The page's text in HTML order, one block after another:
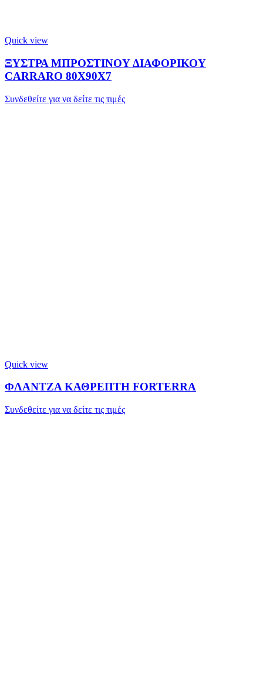
Quick view
ΞΥΣΤΡΑ ΜΠΡΟΣΤΙΝΟΥ ΔΙΑΦΟΡΙΚΟΥ
CARRARO 80X90X7
Συνδεθείτε για να δείτε τις τιμές
Quick view
ΦΛΑΝΤΖΑ ΚΑΘΡΕΠΤΗ FORTERRA
Συνδεθείτε για να δείτε τις τιμές